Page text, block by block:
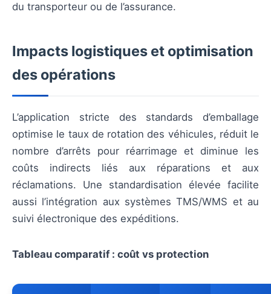
du transporteur ou de l’assurance.
Impacts logistiques et optimisation
des opérations
L’application stricte des standards d’emballage
optimise le taux de rotation des véhicules, réduit le
nombre d’arrêts pour réarrimage et diminue les
coûts indirects liés aux réparations et aux
réclamations. Une standardisation élevée facilite
aussi l’intégration aux systèmes TMS/WMS et au
suivi électronique des expéditions.
Tableau comparatif : coût vs protection